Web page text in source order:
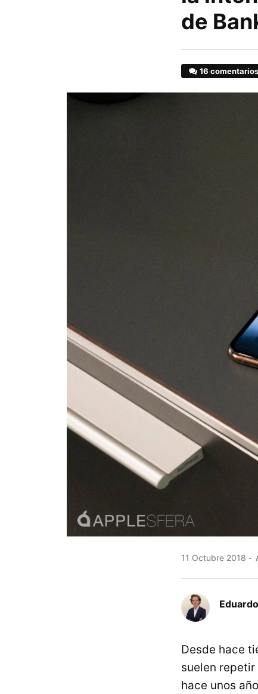
de
16 comentarios
11 Octubre 2018
Desde hace
suelen
hace unos